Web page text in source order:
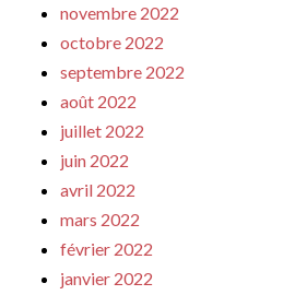
novembre 2022
octobre 2022
septembre 2022
août 2022
juillet 2022
juin 2022
avril 2022
mars 2022
février 2022
janvier 2022